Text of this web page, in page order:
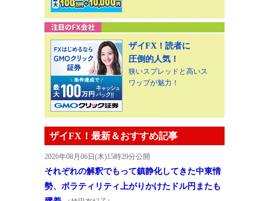
ザイFX！読者に
圧倒的人気！
狭いスプレッドと高いス
ワップが魅力！
ザイFX！最新＆おすすめ記事
2026年08月06日(木)15時29分公開
それぞれの解釈でもって鎮静化してきた中東情
勢、ボラティリティ上がりかけたドル円またも